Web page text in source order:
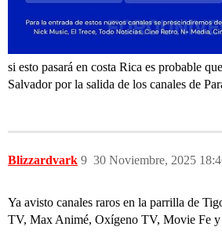
si esto pasará en costa Rica es probable
Salvador por la salida de los canales de
Blizzardvark 30 Noviembre, 2025
9
Ya avisto canales raros en la parrilla de
TV, Max Animé, Oxígeno TV, Movie Fe y